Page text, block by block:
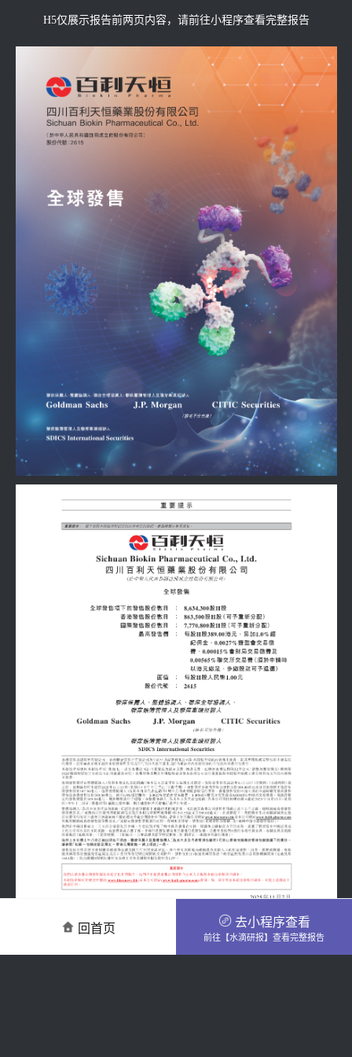
H5仅展示报告前两页内容，请前往小程序查看完整报告
回首页 去小程序查看
前往【水滴研报】查看完整报告